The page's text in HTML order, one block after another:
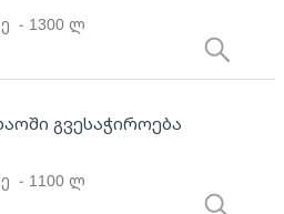
- 1300 ლ
გვესაჭიროება
- 1100 ლ